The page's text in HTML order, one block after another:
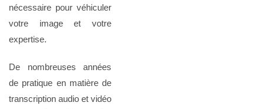
nécessaire pour véhiculer
votre image et votre
expertise.
De nombreuses années
de pratique en matière de
transcription audio et vidéo